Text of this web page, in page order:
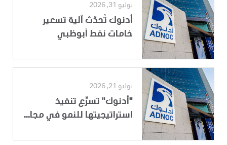
يوليو 31, 2026
أدنوك تُحدّث آلية تسعير
خامات نفط أبوظبي
يوليو 21, 2026
"أدنوك" تسرِّع تنفيذ
استراتيجيتها للنمو في مجا...